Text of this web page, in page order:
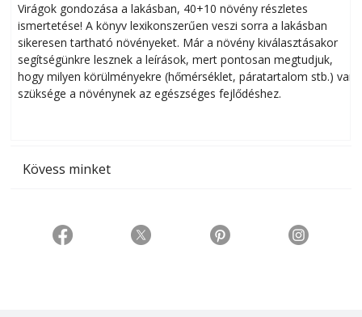
Virágok gondozása a lakásban, 40+10 növény részletes
ismertetése! A könyv lexikonszerűen veszi sorra a lakásban
sikeresen tart­ha­tó növényeket. Már a növény kiválasztásakor
segítségünkre lesznek a leírások, mert pontosan megtudjuk,
hogy milyen körülményekre (hőmérséklet, páratartalom stb.) van
szüksége a növénynek az egészséges fejlődéshez.
Kövess minket